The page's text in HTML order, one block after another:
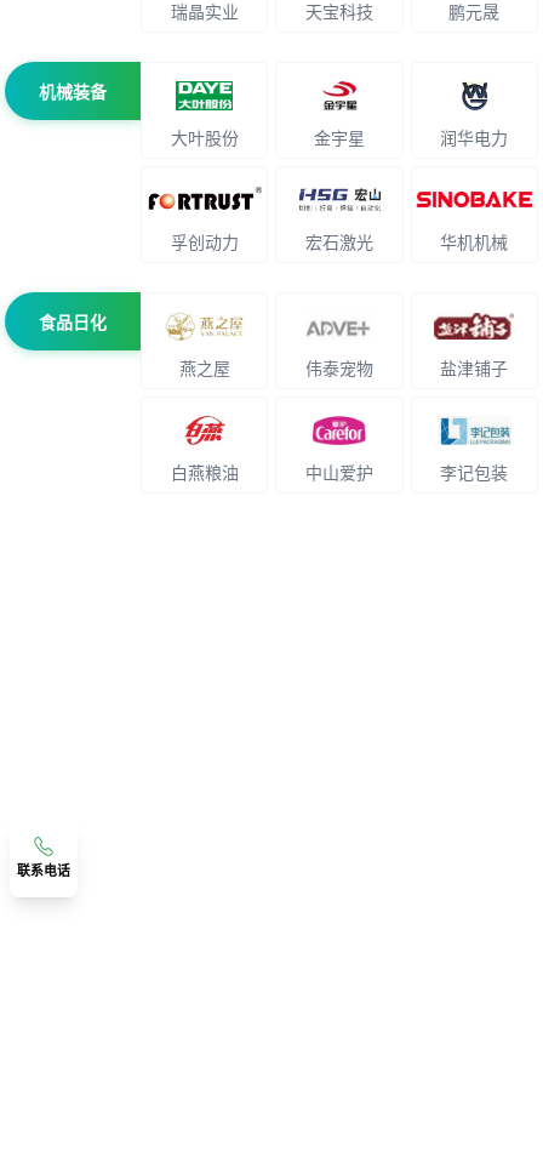
瑞晶实业 天宝科技 鹏元晟
机械装备
大叶股份 金宇星 润华电力
孚创动力 宏石激光 华机机械
食品日化
燕之屋 伟泰宠物 盐津铺子
白燕粮油 中山爱护 李记包装
联系电话